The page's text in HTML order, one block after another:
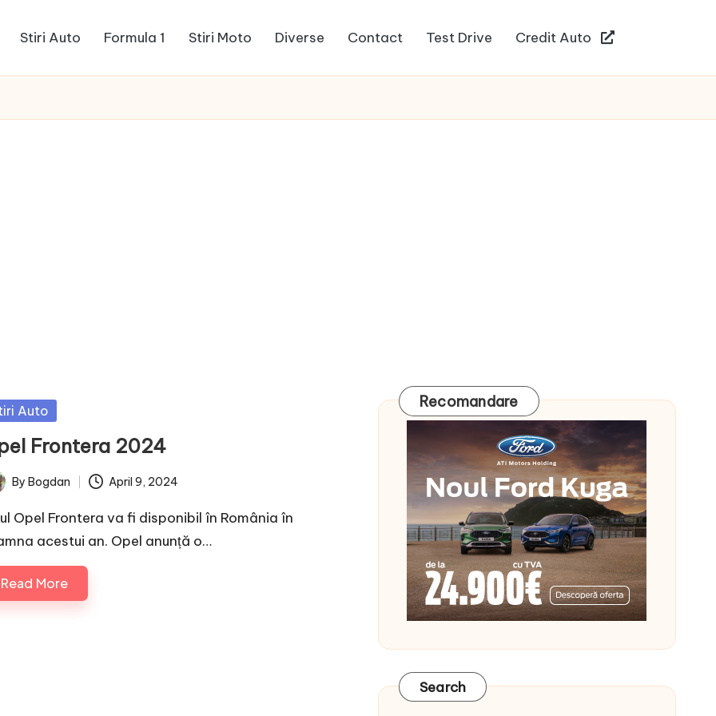
Stiri Auto Formula 1 Stiri Moto Diverse Contact Test Drive Credit Auto
Auto
Frontera 2024
By Bogdan April 9, 2024
Opel Frontera va fi disponibil în România în
acestui an. Opel anunță o…
Read More
Recomandare
Search